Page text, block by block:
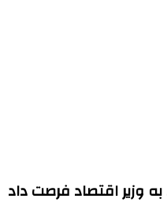
وزیر اقتصاد فرصت داد